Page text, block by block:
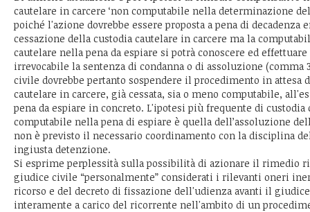
cautelare in carcere ‘non computabile nella determinazione
poiché l'azione dovrebbe essere proposta a pena di decadenza
cessazione della custodia cautelare in carcere ma la
cautelare nella pena da espiare si potrà conoscere ed
irrevocabile la sentenza di condanna o di assoluzione (comma
civile dovrebbe pertanto sospendere il procedimento in attesa
cautelare in carcere, già cessata, sia o meno computabile,
pena da espiare in concreto. L'ipotesi più frequente di custodia
computabile nella pena di espiare è quella dell’assoluzione
non è previsto il necessario coordinamento con la disciplina
ingiusta detenzione.
Si esprime perplessità sulla possibilità di azionare il rimedio
giudice civile “personalmente” considerati i rilevanti oneri
ricorso e del decreto di fissazione dell'udienza avanti il
interamente a carico del ricorrente nell'ambito di un